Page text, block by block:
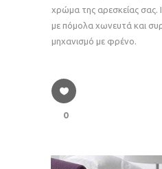
χρώμα της αρεσκείας σας.
με πόμολα χωνευτά και
μηχανισμό με φρένο.
0